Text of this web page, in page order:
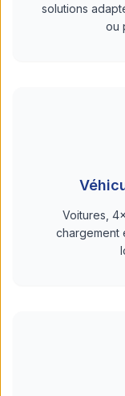
solutions
ou
Voitures,
chargement